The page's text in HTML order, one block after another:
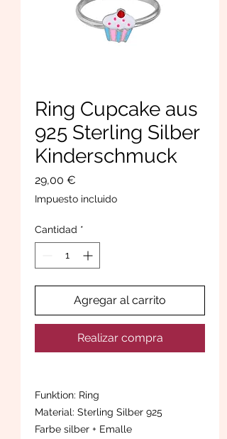
Ring Cupcake aus
925 Sterling Silber
Kinderschmuck
29,00 €
Impuesto incluido
Cantidad *
Agregar al carrito
Realizar compra
Funktion: Ring
Material: Sterling Silber 925
Farbe silber + Emalle